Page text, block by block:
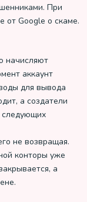
При
от Google о скаме.
начисляют
аккаунт
для вывода
а создатели
следующих
не возвращая.
конторы уже
а